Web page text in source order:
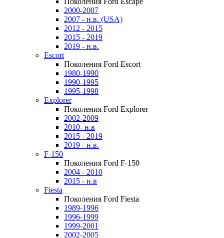
2000-2007
2007 - н.в. (USA)
2012 - 2015
2015 - 2019
2019 - н.в.
Escort
Поколения Ford Escort
1980-1990
1990-1995
1995-1998
Explorer
Поколения Ford Explorer
2002-2009
2010- н.в
2015 - 2019
2019 - н.в.
F-150
Поколения Ford F-150
2004 - 2010
2015 - н.в
Fiesta
Поколения Ford Fiesta
1989-1996
1996-1999
1999-2001
2002-2005